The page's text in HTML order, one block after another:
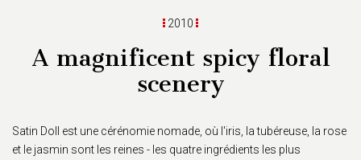
2010
A magnificent spicy floral
scenery
Satin Doll est une cérénomie nomade, où l'iris, la tubéreuse, la rose
et le jasmin sont les reines - les quatre ingrédients les plus